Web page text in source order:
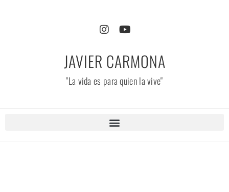
JAVIER CARMONA
"La vida es para quien la vive"